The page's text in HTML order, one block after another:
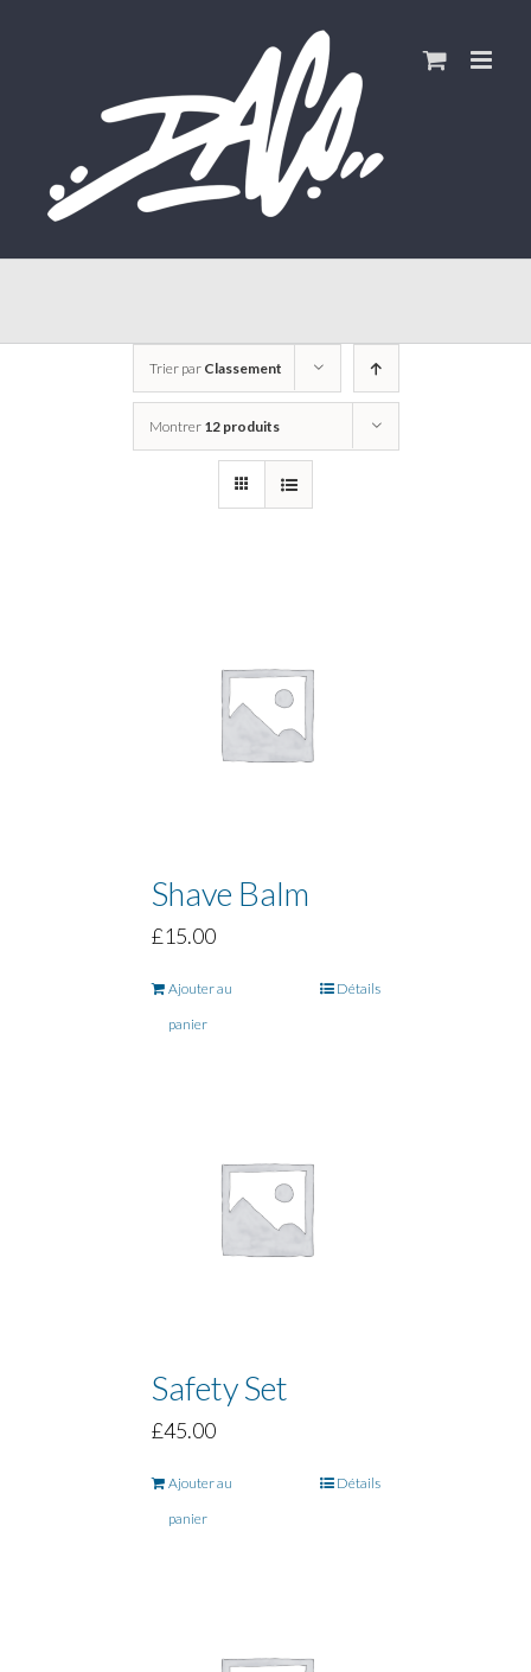
Trier par Classement
Montrer 12 produits
Shave Balm
£15.00
Ajouter au
panier
Détails
Safety Set
£45.00
Ajouter au
panier
Détails